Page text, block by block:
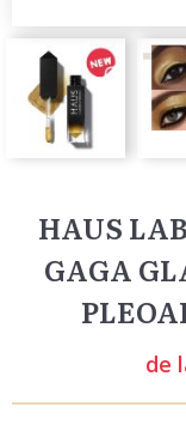
HAUS
GAGA
de